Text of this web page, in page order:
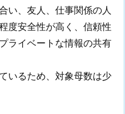
い、友人、仕事関係の人
度安全性が高く、信頼性
ライベートな情報の共有
いるため、対象母数は少